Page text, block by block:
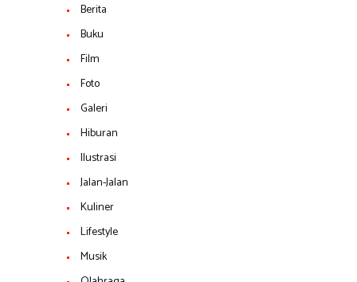
Berita
Buku
Film
Foto
Galeri
Hiburan
Ilustrasi
Jalan-Jalan
Kuliner
Lifestyle
Musik